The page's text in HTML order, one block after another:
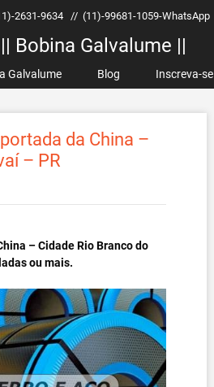
2631-9634 // (11)-99681-1059-WhatsApp
|| Bobina Galvalume ||
Galvalume Blog Inscreva-se
da China –
– PR
– Cidade Rio Branco do
ou mais.